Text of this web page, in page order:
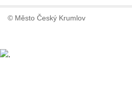
© Město Český Krumlov